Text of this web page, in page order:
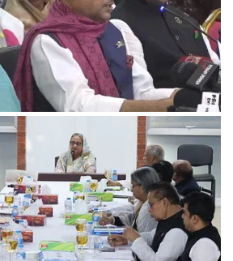
লীগের ৭১ সংসদ সদস্য